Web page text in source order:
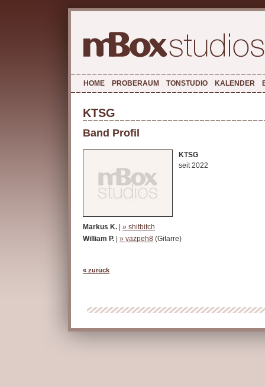
HOME PROBERAUM TONSTUDIO KALENDER
KTSG
Band Profil
KTSG
seit 2022
Markus K.
» shitbitch
William P.
» yazpeh8 (Gitarre)
« zurück